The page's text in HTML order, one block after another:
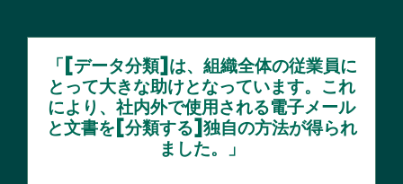
「[データ分類]は、組織全体の従業員に
とって大きな助けとなっています。これ
により、社内外で使用される電子メール
と文書を[分類する]独自の方法が得られ
ました。」